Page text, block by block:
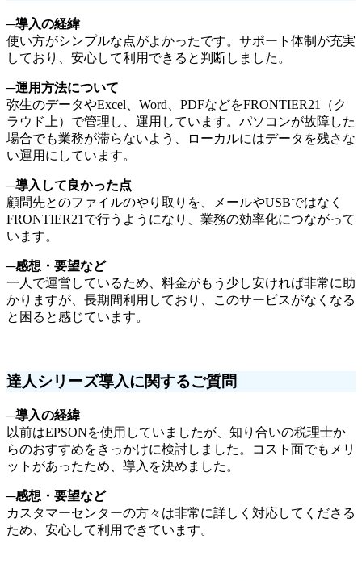
─導入の経緯
使い方がシンプルな点がよかったです。サポート体制が充実
しており、安心して利用できると判断しました。
─運用方法について
弥生のデータやExcel、Word、PDFなどをFRONTIER21（ク
ラウド上）で管理し、運用しています。パソコンが故障した
場合でも業務が滞らないよう、ローカルにはデータを残さな
い運用にしています。
─導入して良かった点
顧問先とのファイルのやり取りを、メールやUSBではなく
FRONTIER21で行うようになり、業務の効率化につながって
います。
─感想・要望など
一人で運営しているため、料金がもう少し安ければ非常に助
かりますが、長期間利用しており、このサービスがなくなる
と困ると感じています。
達人シリーズ導入に関するご質問
─導入の経緯
以前はEPSONを使用していましたが、知り合いの税理士か
らのおすすめをきっかけに検討しました。コスト面でもメリ
ットがあったため、導入を決めました。
─感想・要望など
カスタマーセンターの方々は非常に詳しく対応してくださる
ため、安心して利用できています。